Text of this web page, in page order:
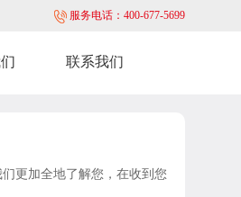
服务电话：400-677-5699
联系我们
更加全地了解您，在收到您